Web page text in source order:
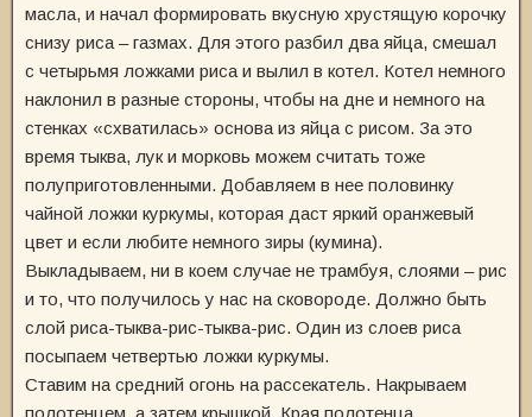
масла, и начал формировать вкусную хрустящую корочку
снизу риса – газмах. Для этого разбил два яйца, смешал
с четырьмя ложками риса и вылил в котел. Котел немного
наклонил в разные стороны, чтобы на дне и немного на
стенках «схватилась» основа из яйца с рисом. За это
время тыква, лук и морковь можем считать тоже
полуприготовленными. Добавляем в нее половинку
чайной ложки куркумы, которая даст яркий оранжевый
цвет и если любите немного зиры (кумина).
Выкладываем, ни в коем случае не трамбуя, слоями – рис
и то, что получилось у нас на сковороде. Должно быть
слой риса-тыква-рис-тыква-рис. Один из слоев риса
посыпаем четвертью ложки куркумы.
Ставим на средний огонь на рассекатель. Накрываем
полотенцем, а затем крышкой. Края полотенца